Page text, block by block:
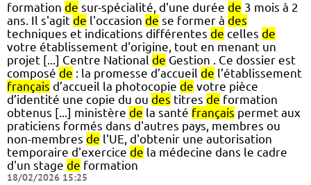
formation de sur-spécialité, d'une durée de 3 mois à 2
ans. Il s'agit de l'occasion de se former à des
techniques et indications différentes de celles de
votre établissement d'origine, tout en menant un
projet [...] Centre National de Gestion . Ce dossier est
composé de : la promesse d’accueil de l’établissement
français d’accueil la photocopie de votre pièce
d’identité une copie du ou des titres de formation
obtenus [...] ministère de la santé français permet aux
praticiens formés dans d'autres pays, membres ou
non-membres de l'UE, d'obtenir une autorisation
temporaire d'exercice de la médecine dans le cadre
d'un stage de formation
18/02/2026 15:25